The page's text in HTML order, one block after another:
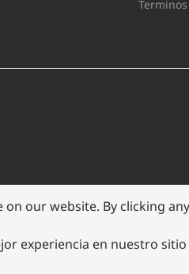
our website. By clicking
experiencia en nuestro